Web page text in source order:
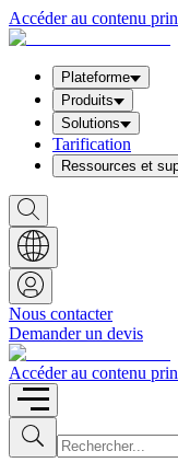
Accéder au contenu
Plateforme
Produits
Solutions
Tarification
Ressources et
S
h
o
w
S
e
a
r
c
h
b
o
x
Nous contacter
Demander un devis
Accéder au contenu
S
u
b
I
n